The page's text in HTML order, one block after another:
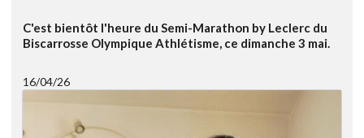
C'est bientôt l'heure du Semi-Marathon by Leclerc du
Biscarrosse Olympique Athlétisme, ce dimanche 3 mai.
16/04/26